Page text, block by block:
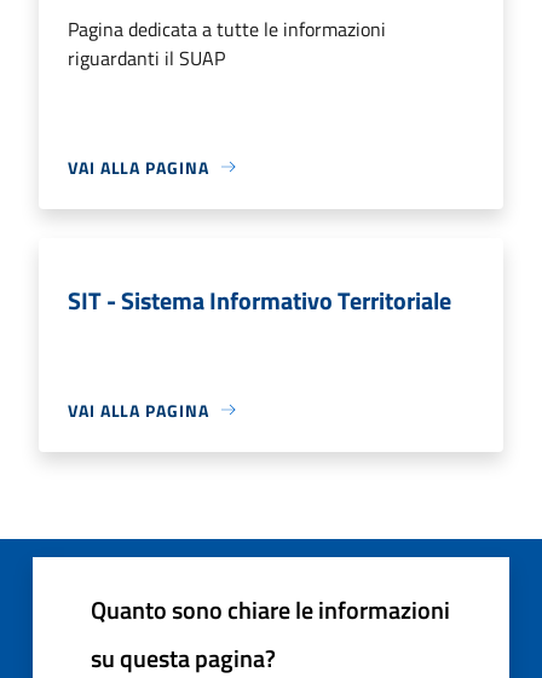
Pagina dedicata a tutte le informazioni
riguardanti il SUAP
VAI ALLA PAGINA
SIT - Sistema Informativo Territoriale
VAI ALLA PAGINA
Quanto sono chiare le informazioni
su questa pagina?